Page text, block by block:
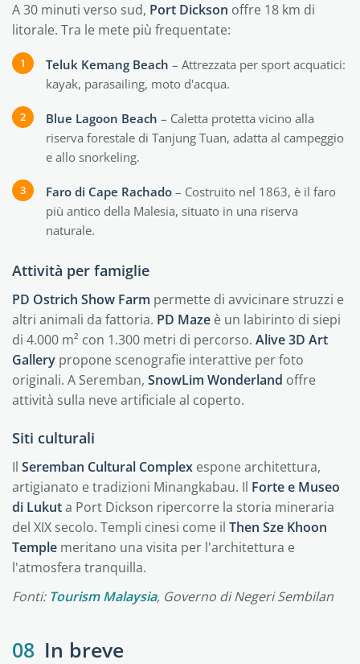
A 30 minuti verso sud, Port Dickson offre 18 km di
litorale. Tra le mete più frequentate:
Teluk Kemang Beach – Attrezzata per sport acquatici:
kayak, parasailing, moto d'acqua.
Blue Lagoon Beach – Caletta protetta vicino alla
riserva forestale di Tanjung Tuan, adatta al campeggio
e allo snorkeling.
Faro di Cape Rachado – Costruito nel 1863, è il faro
più antico della Malesia, situato in una riserva
naturale.
Attività per famiglie
PD Ostrich Show Farm permette di avvicinare struzzi e
altri animali da fattoria. PD Maze è un labirinto di siepi
di 4.000 m² con 1.300 metri di percorso. Alive 3D Art
Gallery propone scenografie interattive per foto
originali. A Seremban, SnowLim Wonderland offre
attività sulla neve artificiale al coperto.
Siti culturali
Il Seremban Cultural Complex espone architettura,
artigianato e tradizioni Minangkabau. Il Forte e Museo
di Lukuta Port Dickson ripercorre la storia mineraria
del XIX secolo. Templi cinesi come il Then Sze Khoon
Temple meritano una visita per l'architettura e
l'atmosfera tranquilla.
Fonti: Tourism Malaysia, Governo di Negeri Sembilan
08 In breve